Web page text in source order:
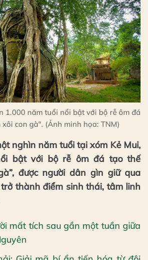
1.000 năm tuổi nổi bật với bộ rễ ôm đá
con gà". (Ảnh minh họa: TNM)
nghìn năm tuổi tại xóm Kẻ Mui,
bật với bộ rễ ôm đá tạo thế
được người dân gìn giữ qua
thành điểm sinh thái, tâm linh
mất tích sau gần một tuần giữa